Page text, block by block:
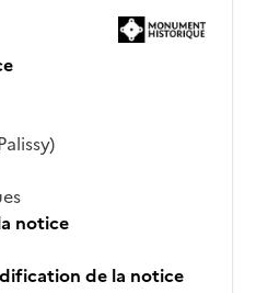
notice
de la notice